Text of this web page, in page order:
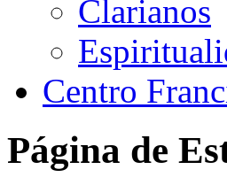
Clarianos
Centro
Página de